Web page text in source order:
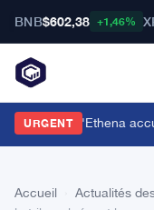
BNB$602,38 +1,46%
URGENT
baleines d'Ethena
Accueil Actualités